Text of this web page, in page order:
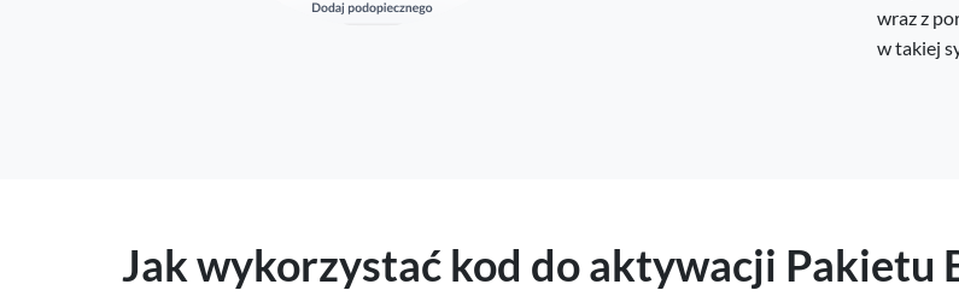
wraz z
w takiej
Jak wykorzystać kod do aktywacji Pakietu